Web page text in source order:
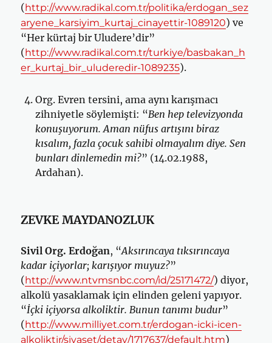
(http://www.radikal.com.tr/politika/erdogan_sez
aryene_karsiyim_kurtaj_cinayettir-1089120) ve
“Her kürtaj bir Uludere’dir”
(http://www.radikal.com.tr/turkiye/basbakan_h
er_kurtaj_bir_uluderedir-1089235).
Org. Evren tersini, ama aynı karışmacı
zihniyetle söylemişti: “Ben hep televizyonda
konuşuyorum. Aman nüfus artışını biraz
kısalım, fazla çocuk sahibi olmayalım diye. Sen
bunları dinlemedin mi?” (14.02.1988,
Ardahan).
ZEVKE MAYDANOZLUK
Sivil Org. Erdoğan, “Aksırıncaya tıksırıncaya
kadar içiyorlar; karışıyor muyuz?”
(http://www.ntvmsnbc.com/id/25171472/) diyor,
alkolü yasaklamak için elinden geleni yapıyor.
“İçki içiyorsa alkoliktir. Bunun tanımı budur”
(http://www.milliyet.com.tr/erdogan-icki-icen-
alkoliktir/siyaset/detay/1717637/default.htm)